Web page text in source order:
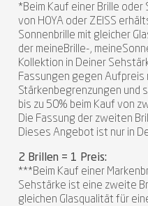
*Beim Kauf einer Brille oder
von HOYA oder ZEISS
Sonnenbrille mit gleicher
der meineBrille-,
Kollektion in Deiner
Fassungen gegen Aufpreis
Stärkenbegrenzungen und
bis zu 50% beim Kauf von
Die Fassung der zweiten
Dieses Angebot ist nur in
2 Brillen = 1 Preis:
***Beim Kauf einer
Sehstärke ist eine zweite
gleichen Glasqualität für